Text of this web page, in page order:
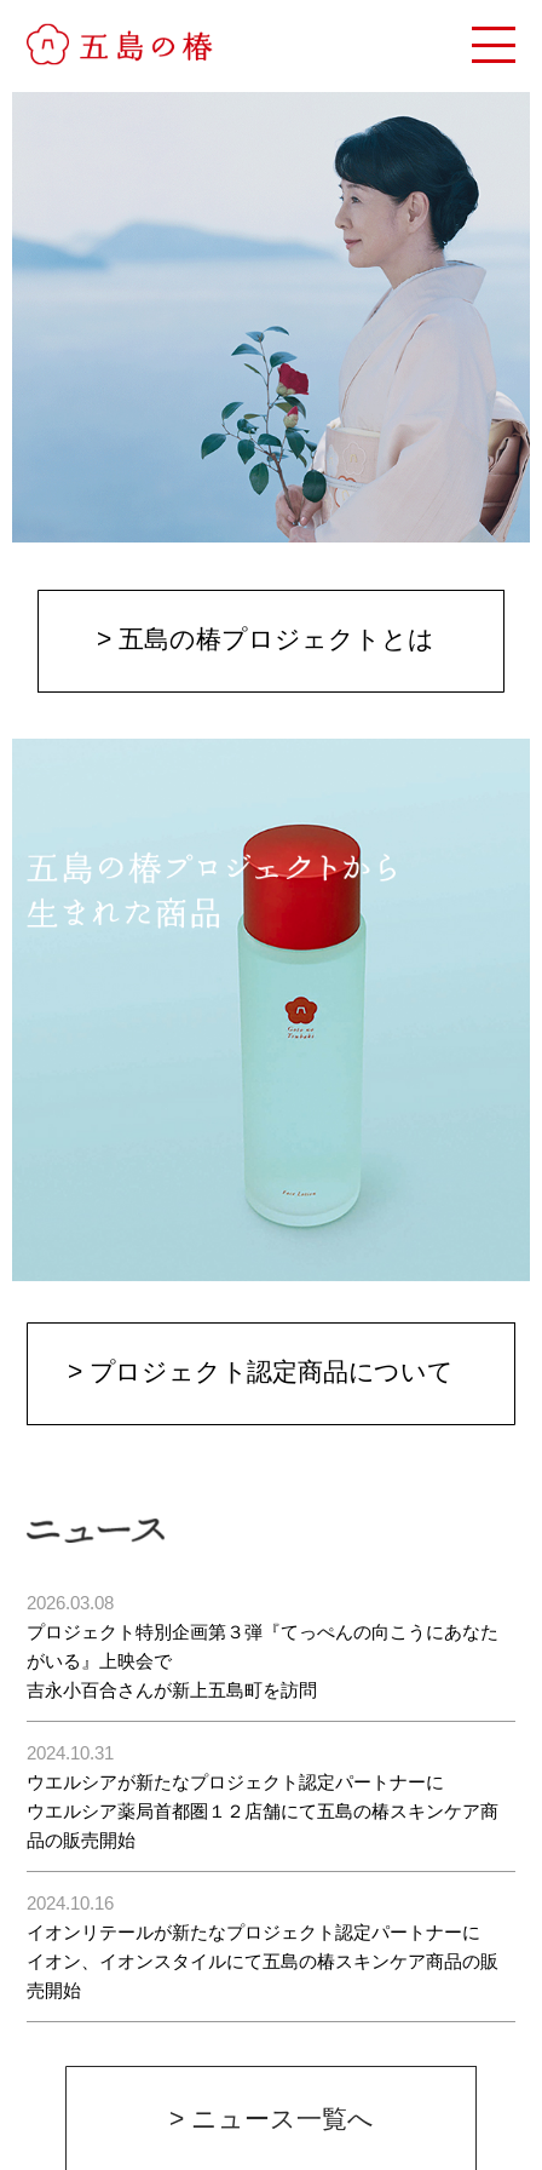
> 五島の椿プロジェクトとは
> プロジェクト認定商品について
2026.03.08
プロジェクト特別企画第３弾『てっぺんの向こうにあなた
がいる』上映会で
吉永小百合さんが新上五島町を訪問
2024.10.31
ウエルシアが新たなプロジェクト認定パートナーに
ウエルシア薬局首都圏１２店舗にて五島の椿スキンケア商
品の販売開始
2024.10.16
イオンリテールが新たなプロジェクト認定パートナーに
イオン、イオンスタイルにて五島の椿スキンケア商品の販
売開始
> ニュース一覧へ